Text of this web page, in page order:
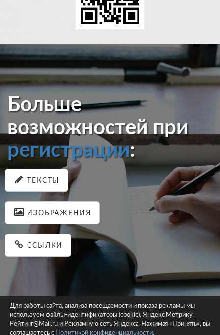
Больше
возможностей при
регистрации:
ТЕКСТЫ
ИЗОБРАЖЕНИЯ
ССЫЛКИ
© 2026 pastein.ru |Пользовательское соглашение|Политика
конфиденциальности
Для работы сайта, анализа посещаемости и показа рекламы мы
используем файлы-идентификаторы (cookie), Яндекс.Метрику,
Рейтинг@Mail.ru и Рекламную сеть Яндекса. Нажимая «Принять», вы
соглашаетесь с
Политикой конфиденциальности.